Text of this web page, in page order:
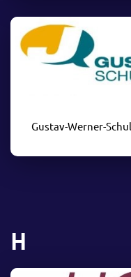
Gustav-Werner-
H